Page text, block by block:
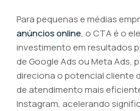
Para pequenas e médias
anúncios online, o CTA é o
investimento em resultados
de Google Ads ou Meta Ads,
direciona o potencial cliente
de atendimento mais
Instagram, acelerando